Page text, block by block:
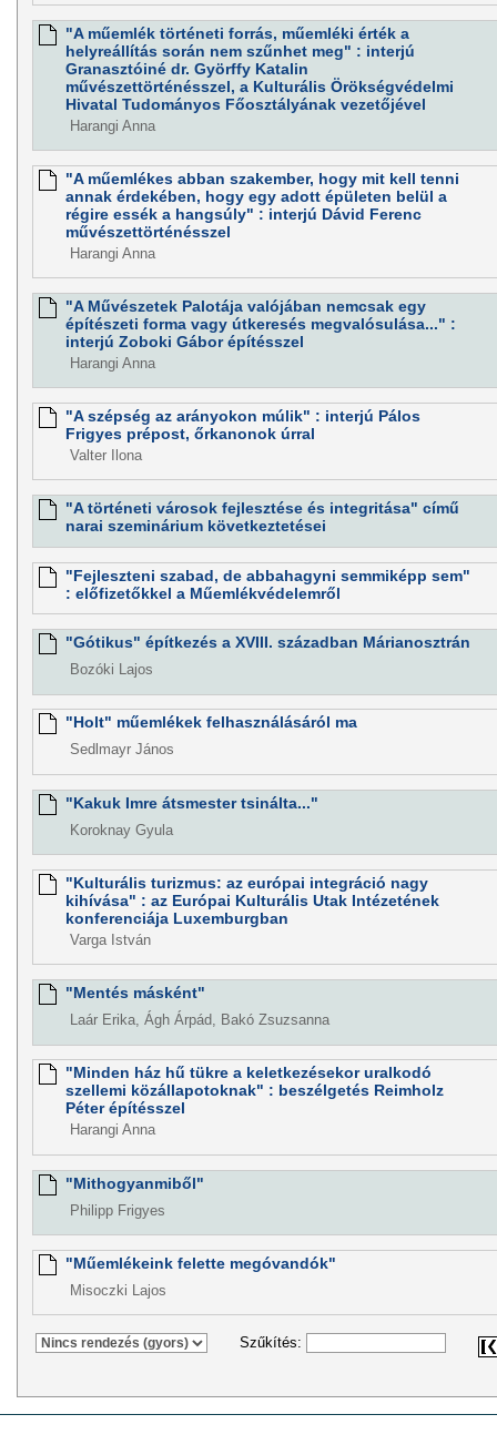
"A műemlék történeti forrás, műemléki érték a
helyreállítás során nem szűnhet meg" : interjú
Granasztóiné dr. Györffy Katalin
művészettörténésszel, a Kulturális Örökségvédelmi
Hivatal Tudományos Főosztályának vezetőjével
Harangi Anna
"A műemlékes abban szakember, hogy mit kell tenni
annak érdekében, hogy egy adott épületen belül a
régire essék a hangsúly" : interjú Dávid Ferenc
művészettörténésszel
Harangi Anna
"A Művészetek Palotája valójában nemcsak egy
építészeti forma vagy útkeresés megvalósulása..." :
interjú Zoboki Gábor építésszel
Harangi Anna
"A szépség az arányokon múlik" : interjú Pálos
Frigyes prépost, őrkanonok úrral
Valter Ilona
"A történeti városok fejlesztése és integritása" című
narai szeminárium következtetései
"Fejleszteni szabad, de abbahagyni semmiképp sem"
: előfizetőkkel a Műemlékvédelemről
"Gótikus" építkezés a XVIII. században Márianosztrán
Bozóki Lajos
"Holt" műemlékek felhasználásáról ma
Sedlmayr János
"Kakuk Imre átsmester tsinálta..."
Koroknay Gyula
"Kulturális turizmus: az európai integráció nagy
kihívása" : az Európai Kulturális Utak Intézetének
konferenciája Luxemburgban
Varga István
"Mentés másként"
Laár Erika, Ágh Árpád, Bakó Zsuzsanna
"Minden ház hű tükre a keletkezésekor uralkodó
szellemi közállapotoknak" : beszélgetés Reimholz
Péter építésszel
Harangi Anna
"Mithogyanmiből"
Philipp Frigyes
"Műemlékeink felette megóvandók"
Misoczki Lajos
Szűkítés: